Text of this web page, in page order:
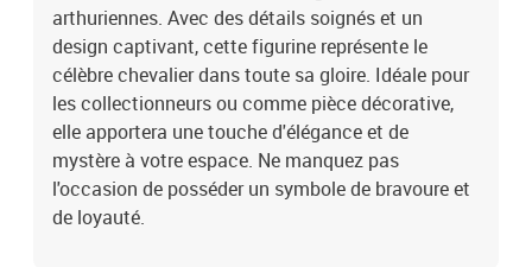
arthuriennes. Avec des détails soignés et un
design captivant, cette figurine représente le
célèbre chevalier dans toute sa gloire. Idéale pour
les collectionneurs ou comme pièce décorative,
elle apportera une touche d'élégance et de
mystère à votre espace. Ne manquez pas
l'occasion de posséder un symbole de bravoure et
de loyauté.